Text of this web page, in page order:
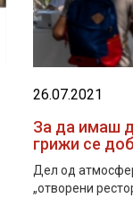
26.07.2021
За да имаш
грижи се
Дел од
„отворени